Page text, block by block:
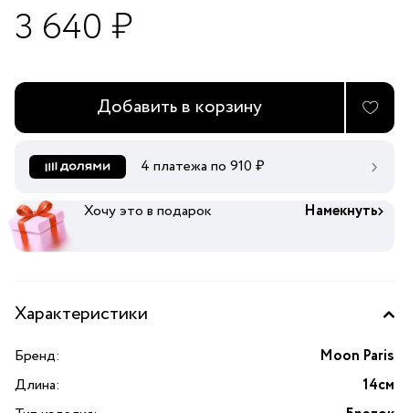
3 640 ₽
Добавить в корзину
4 платежа по 910 ₽
Хочу это в подарок Намекнуть
Характеристики
Бренд:
Moon Paris
Длина:
14см